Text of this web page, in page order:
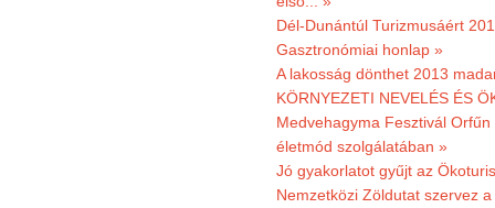
Dél-Dunántúl Turizmusáért
Gasztronómiai honlap »
A lakosság dönthet 2013
KÖRNYEZETI NEVELÉS ÉS
Medvehagyma Fesztivál
életmód szolgálatában »
Jó gyakorlatot gyűjt az
Nemzetközi Zöldutat szervez